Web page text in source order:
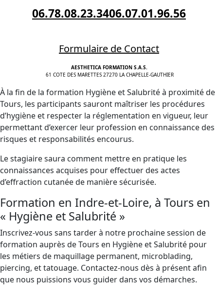
06.78.08.23.3406.07.01.96.56
Formulaire de Contact
AESTHETICA FORMATION S.A.S.
61 COTE DES MARETTES 27270 LA CHAPELLE-GAUTHIER
À la fin de la formation Hygiène et Salubrité à proximité de
Tours, les participants sauront maîtriser les procédures
d’hygiène et respecter la réglementation en vigueur, leur
permettant d’exercer leur profession en connaissance des
risques et responsabilités encourus.
Le stagiaire saura comment mettre en pratique les
connaissances acquises pour effectuer des actes
d’effraction cutanée de manière sécurisée.
Formation en Indre-et-Loire, à Tours en
« Hygiène et Salubrité »
Inscrivez-vous sans tarder à notre prochaine session de
formation auprès de Tours en Hygiène et Salubrité pour
les métiers de maquillage permanent, microblading,
piercing, et tatouage. Contactez-nous dès à présent afin
que nous puissions vous guider dans vos démarches.